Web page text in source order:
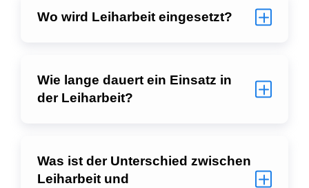
Wo wird Leiharbeit eingesetzt?
Wie lange dauert ein Einsatz in
der Leiharbeit?
Was ist der Unterschied zwischen
Leiharbeit und